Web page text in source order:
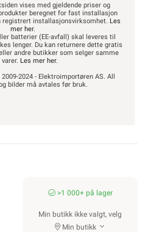
vises med gjeldende priser og
beregnet for fast installasjon
registrert installasjonsvirksomhet. Les
mer her.
batterier (EE-avfall) skal leveres til
lenger. Du kan returnere dette gratis
andre butikker som selger samme
Les mer her.
2024 - Elektroimportøren AS. All
bilder må avtales før bruk.
>1 000+ på lager
Min butikk ikke valgt, velg
Min butikk